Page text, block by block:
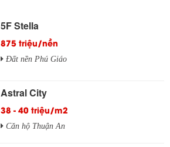
5F Stella
875 triệu/nền
Đất nền Phú Giáo
Astral City
38 - 40 triệu/m2
Căn hộ Thuận An